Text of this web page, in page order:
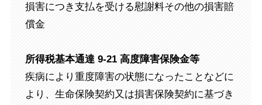
損害につき支払を受ける慰謝料その他の損害賠
償金
所得税基本通達 9-21 高度障害保険金等
疾病により重度障害の状態になったことなどに
より、生命保険契約又は損害保険契約に基づき